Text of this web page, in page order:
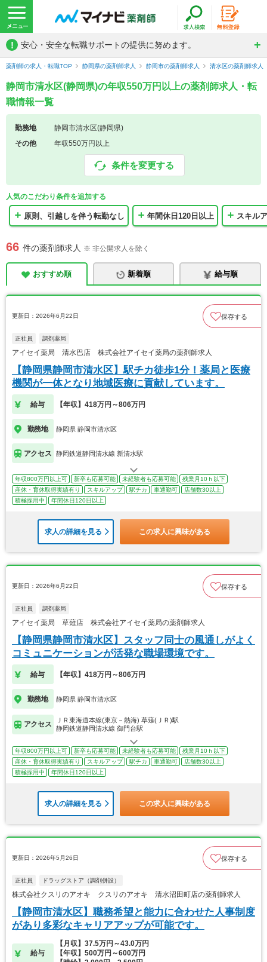
! 安心・安全な転職サポートの提供に努めます。
薬剤師の求人・転職TOP 静岡県の薬剤師求人 静岡市の薬剤師求人 清水区の薬剤師求人
静岡市清水区(静岡県)の年収550万円以上の薬剤師求人・転
職情報一覧
勤務地
静岡市清水区(静岡県)
その他
年収550万円以上
条件を変更する
人気のこだわり条件を追加する
原則、引越しを伴う転勤なし 年間休日120日以上 スキル
66 件の薬剤師求人 ※ 非公開求人を除く
おすすめ順 新着順 給与順
更新日：2026年6月22日 保存する
正社員 調剤薬局
アイセイ薬局 清水巴店 株式会社アイセイ薬局の薬剤師求人
【静岡県静岡市清水区】駅チカ徒歩1分！薬局と医療
機関が一体となり地域医療に貢献しています。
給与 【年収】418万円～806万円
勤務地 静岡県 静岡市清水区
アクセス 静岡鉄道静岡清水線 新清水駅
年収800万円以上可 新卒も応募可能 未経験者も応募可能
残業月10ｈ以下
産休・育休取得実績有り
スキルアップ 駅チカ 車通勤可
店舗数30以上
積極採用中
年間休日120日以上
求人の詳細を見る この求人に興味がある
更新日：2026年6月22日 保存する
正社員 調剤薬局
アイセイ薬局 草薙店 株式会社アイセイ薬局の薬剤師求人
【静岡県静岡市清水区】スタッフ同士の風通しがよく
コミュニケーションが活発な職場環境です。
給与 【年収】418万円～806万円
勤務地 静岡県 静岡市清水区
アクセス
ＪＲ東海道本線(東京－熱海) 草薙(ＪＲ)駅
静岡鉄道静岡清水線 御門台駅
年収800万円以上可 新卒も応募可能 未経験者も応募可能
残業月10ｈ以下
産休・育休取得実績有り
スキルアップ 駅チカ 車通勤可
店舗数30以上
積極採用中
年間休日120日以上
求人の詳細を見る この求人に興味がある
更新日：2026年5月26日 保存する
正社員 ドラッグストア（調剤併設）
株式会社クスリのアオキ クスリのアオキ 清水沼田町店の薬剤師求人
【静岡市清水区】職務希望と能力に合わせた人事制度
があり多彩なキャリアアップが可能です。
給与
【月収】37.5万円～43.0万円
【年収】500万円～600万円